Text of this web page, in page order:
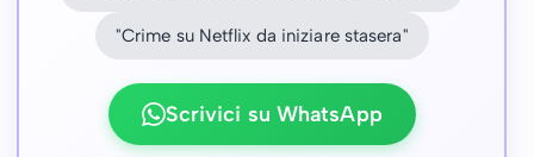
"Crime su Netflix da iniziare stasera"
Scrivici su WhatsApp